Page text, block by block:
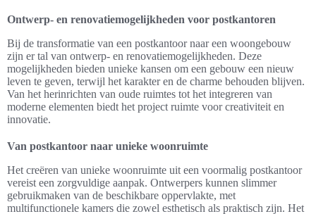
Ontwerp- en renovatiemogelijkheden voor postkantoren
Bij de transformatie van een postkantoor naar een woongebouw
zijn er tal van ontwerp- en renovatiemogelijkheden. Deze
mogelijkheden bieden unieke kansen om een gebouw een nieuw
leven te geven, terwijl het karakter en de charme behouden blijven.
Van het herinrichten van oude ruimtes tot het integreren van
moderne elementen biedt het project ruimte voor creativiteit en
innovatie.
Van postkantoor naar unieke woonruimte
Het creëren van unieke woonruimte uit een voormalig postkantoor
vereist een zorgvuldige aanpak. Ontwerpers kunnen slimmer
gebruikmaken van de beschikbare oppervlakte, met
multifunctionele kamers die zowel esthetisch als praktisch zijn. Het